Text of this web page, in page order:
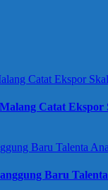
Catat Ekspor
Baru